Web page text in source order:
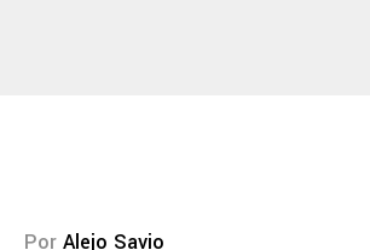
Por Alejo Savio